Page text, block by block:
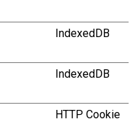
IndexedDB
IndexedDB
HTTP Cookie